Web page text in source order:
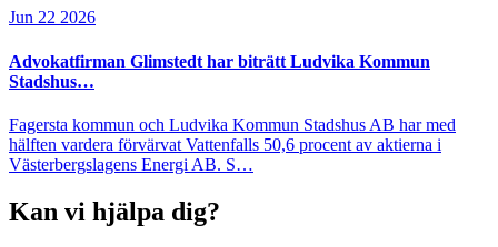
Jun 22 2026
Advokatfirman Glimstedt har biträtt Ludvika Kommun
Stadshus…
Fagersta kommun och Ludvika Kommun Stadshus AB har med
hälften vardera förvärvat Vattenfalls 50,6 procent av aktierna i
Västerbergslagens Energi AB. S…
Kan vi hjälpa dig?